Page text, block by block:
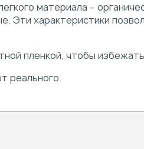
материала –
Эти характеристики
пленкой, чтобы
реального.